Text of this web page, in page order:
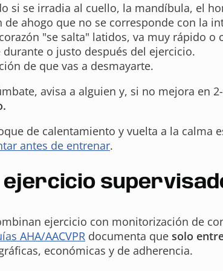
si se irradia al cuello, la mandíbula, el
de ahogo que no se corresponde con la
"se salta" latidos, va muy rápido
durante o justo después del ejercicio.
de que vas a desmayarte.
avisa a alguien y, si no mejora en
de calentamiento y vuelta a la calma
antes de entrenar.
ejercicio con monitorización de
AHA/AACVPR documenta que solo
económicas y de adherencia.